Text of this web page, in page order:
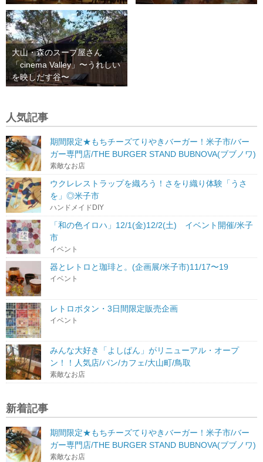
大山・森のスープ屋さん
「cinema Valley」〜うれしい
を映しだす谷〜
人気記事
期間限定★もちチーズてりやきバーガー！米子市/バー
ガー専門店/THE BURGER STAND BUBNOVA(ブブノワ)
素敵なお店
ウクレレストラップを織ろう！さをり織り体験「うさ
を」◎米子市
ハンドメイドDIY
「和の色イロハ」12/1(金)12/2(土) イベント開催/米子
市
イベント
器とレトロと珈琲と。(企画展/米子市)11/17〜19
イベント
レトロボタン・3日間限定販売企画
イベント
みんな大好き「よしぱん」がリニューアル・オープ
ン！！人気店/パン/カフェ/大山町/鳥取
素敵なお店
新着記事
期間限定★もちチーズてりやきバーガー！米子市/バー
ガー専門店/THE BURGER STAND BUBNOVA(ブブノワ)
素敵なお店